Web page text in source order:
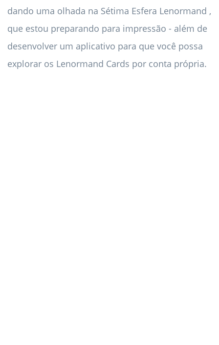
dando uma olhada na Sétima Esfera Lenormand ,
que estou preparando para impressão - além de
desenvolver um aplicativo para que você possa
explorar os Lenormand Cards por conta própria.